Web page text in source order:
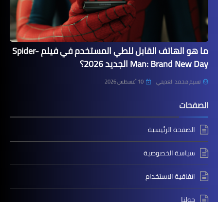
ما هو الهاتف القابل للطي المستخدم في فيلم Spider-
Man: Brand New Day الجديد 2026؟
نسيم محمد العديني 10 أغسطس 2026
الصفحات
الصفحة الرئيسية
سياسة الخصوصية
اتفاقية الاستخدام
حولنا